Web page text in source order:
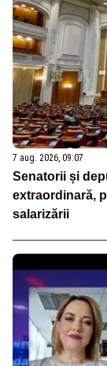
7 aug. 2026, 09:07
Senatorii și
extraordinară,
salarizării